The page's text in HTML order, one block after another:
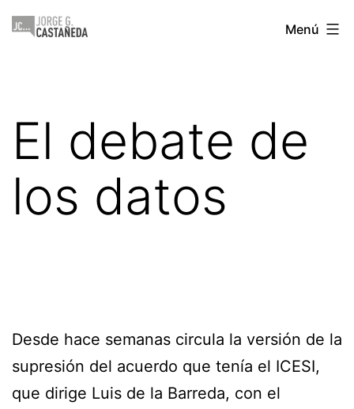
Saltar
Jorge
Menú
El debate de
los datos
Desde hace semanas circula la versión de la
supresión del acuerdo que tenía el ICESI,
que dirige Luis de la Barreda, con el